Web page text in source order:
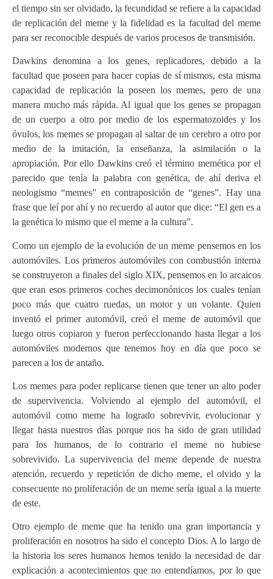
el tiempo sin ser olvidado, la fecundidad se refiere a la capacidad
de replicación del meme y la fidelidad es la facultad del meme
para ser reconocible después de varios procesos de transmisión.
Dawkins denomina a los genes, replicadores, debido a la
facultad que poseen para hacer copias de sí mismos, esta misma
capacidad de replicación la poseen los memes, pero de una
manera mucho más rápida. Al igual que los genes se propagan
de un cuerpo a otro por medio de los espermatozoides y los
óvulos, los memes se propagan al saltar de un cerebro a otro por
medio de la imitación, la enseñanza, la asimilación o la
apropiación. Por ello Dawkins creó el término memética por el
parecido que tenía la palabra con genética, de ahí deriva el
neologismo “memes” en contraposición de “genes”. Hay una
frase que leí por ahí y no recuerdo al autor que dice: “El gen es a
la genética lo mismo que el meme a la cultura”.
Como un ejemplo de la evolución de un meme pensemos en los
automóviles. Los primeros automóviles con combustión interna
se construyeron a finales del siglo XIX, pensemos en lo arcaicos
que eran esos primeros coches decimonónicos los cuales tenían
poco más que cuatro ruedas, un motor y un volante. Quien
inventó el primer automóvil, creó el meme de automóvil que
luego otros copiaron y fueron perfeccionando hasta llegar a los
automóviles modernos que tenemos hoy en día que poco se
parecen a los de antaño.
Los memes para poder replicarse tienen que tener un alto poder
de supervivencia. Volviendo al ejemplo del automóvil, el
automóvil como meme ha logrado sobrevivir, evolucionar y
llegar hasta nuestros días porque nos ha sido de gran utilidad
para los humanos, de lo contrario el meme no hubiese
sobrevivido. La supervivencia del meme depende de nuestra
atención, recuerdo y repetición de dicho meme, el olvido y la
consecuente no proliferación de un meme sería igual a la muerte
de este.
Otro ejemplo de meme que ha tenido una gran importancia y
proliferación en nosotros ha sido el concepto Dios. A lo largo de
la historia los seres humanos hemos tenido la necesidad de dar
explicación a acontecimientos que no entendíamos, por lo que